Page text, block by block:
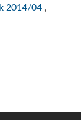
2014/04 ,